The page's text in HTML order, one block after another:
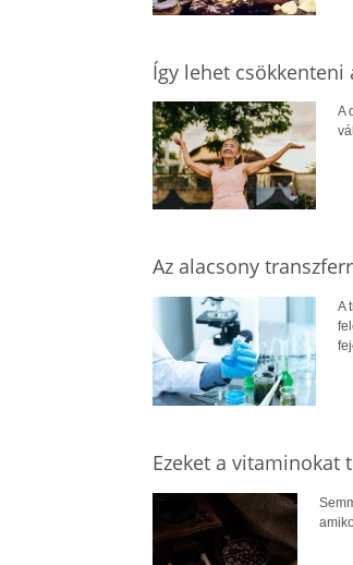
Így lehet csökkenteni
A
Az alacsony
A
Ezeket a vitaminokat